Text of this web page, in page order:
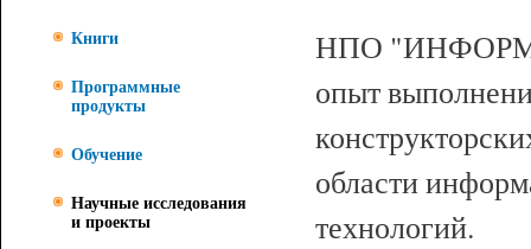
Книги
Программные
продукты
Обучение
Научные исследования
и проекты
НПО "ИНФОРМ-
опыт
области
технологий.